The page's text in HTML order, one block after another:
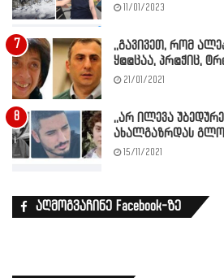
11/01/2023
,,გავივეთ, რომ
ყ@@ცაა, პრ@ჭიც,
21/01/2021
,,არ ილევა
ახალგაზრდას
15/11/2021
აღმოგვაჩინე Facebook-ზე